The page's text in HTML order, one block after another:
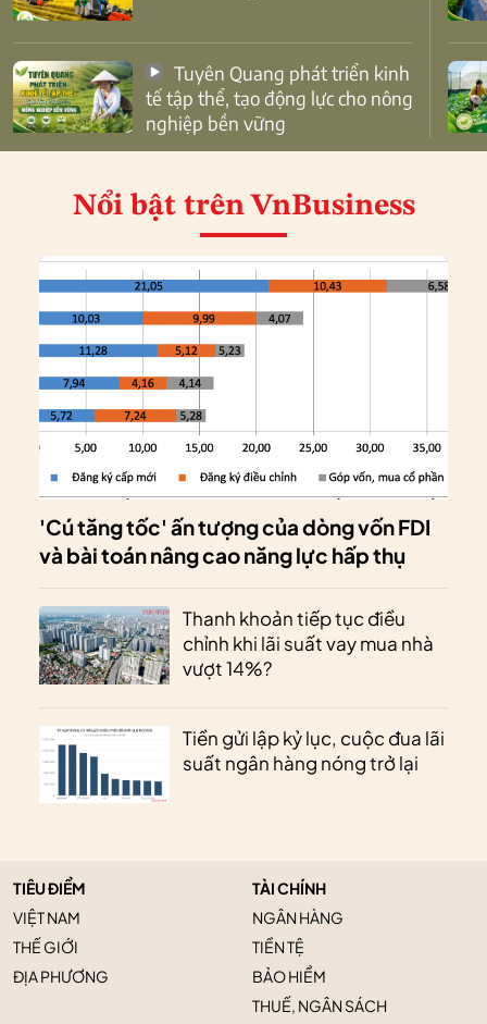
tế tập thể, tạo động lực cho nông
nghiệp bền vững
Nổi bật trên VnBusiness
'Cú tăng tốc' ấn tượng của dòng vốn FDI
và bài toán nâng cao năng lực hấp thụ
Thanh khoản tiếp tục điều
chỉnh khi lãi suất vay mua nhà
vượt 14%?
Tiền gửi lập kỷ lục, cuộc đua lãi
suất ngân hàng nóng trở lại
TIÊU ĐIỂM
VIỆT NAM
THẾ GIỚI
ĐỊA PHƯƠNG
TÀI CHÍNH
NGÂN HÀNG
TIỀN TỆ
BẢO HIỂM
THUẾ, NGÂN SÁCH